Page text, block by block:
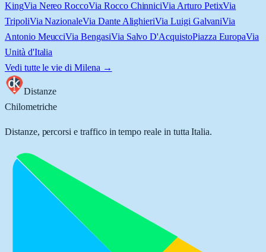
KingVia Nereo RoccoVia Rocco ChinniciVia Arturo PetixVia
TripoliVia NazionaleVia Dante AlighieriVia Luigi GalvaniVia
Antonio MeucciVia BengasiVia Salvo D'AcquistoPiazza EuropaVia
Unità d'Italia
Vedi tutte le vie di Milena →
Distanze
Chilometriche
Distanze, percorsi e traffico in tempo reale in tutta Italia.